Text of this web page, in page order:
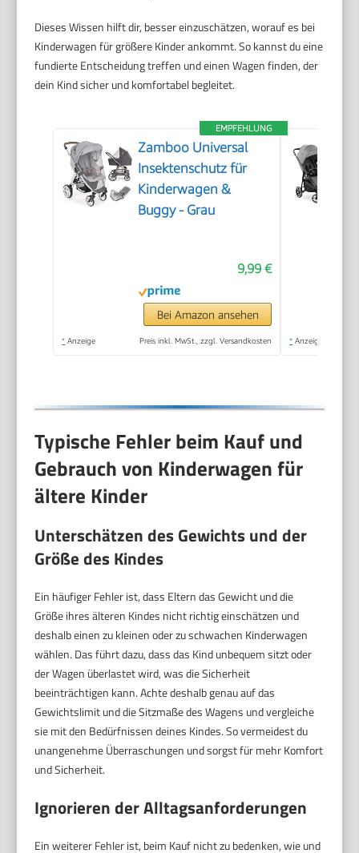
Dieses Wissen hilft dir, besser einzuschätzen, worauf es bei
Kinderwagen für größere Kinder ankommt. So kannst du eine
fundierte Entscheidung treffen und einen Wagen finden, der
dein Kind sicher und komfortabel begleitet.
EMPFEHLUNG
Zamboo Universal
Insektenschutz für
Kinderwagen &
Buggy - Grau
9,99 €
Bei Amazon ansehen
* Anzeige Preis inkl. MwSt., zzgl. Versandkosten * Anzeige
Typische Fehler beim Kauf und
Gebrauch von Kinderwagen für
ältere Kinder
Unterschätzen des Gewichts und der
Größe des Kindes
Ein häufiger Fehler ist, dass Eltern das Gewicht und die
Größe ihres älteren Kindes nicht richtig einschätzen und
deshalb einen zu kleinen oder zu schwachen Kinderwagen
wählen. Das führt dazu, dass das Kind unbequem sitzt oder
der Wagen überlastet wird, was die Sicherheit
beeinträchtigen kann. Achte deshalb genau auf das
Gewichtslimit und die Sitzmaße des Wagens und vergleiche
sie mit den Bedürfnissen deines Kindes. So vermeidest du
unangenehme Überraschungen und sorgst für mehr Komfort
und Sicherheit.
Ignorieren der Alltagsanforderungen
Ein weiterer Fehler ist, beim Kauf nicht zu bedenken, wie und